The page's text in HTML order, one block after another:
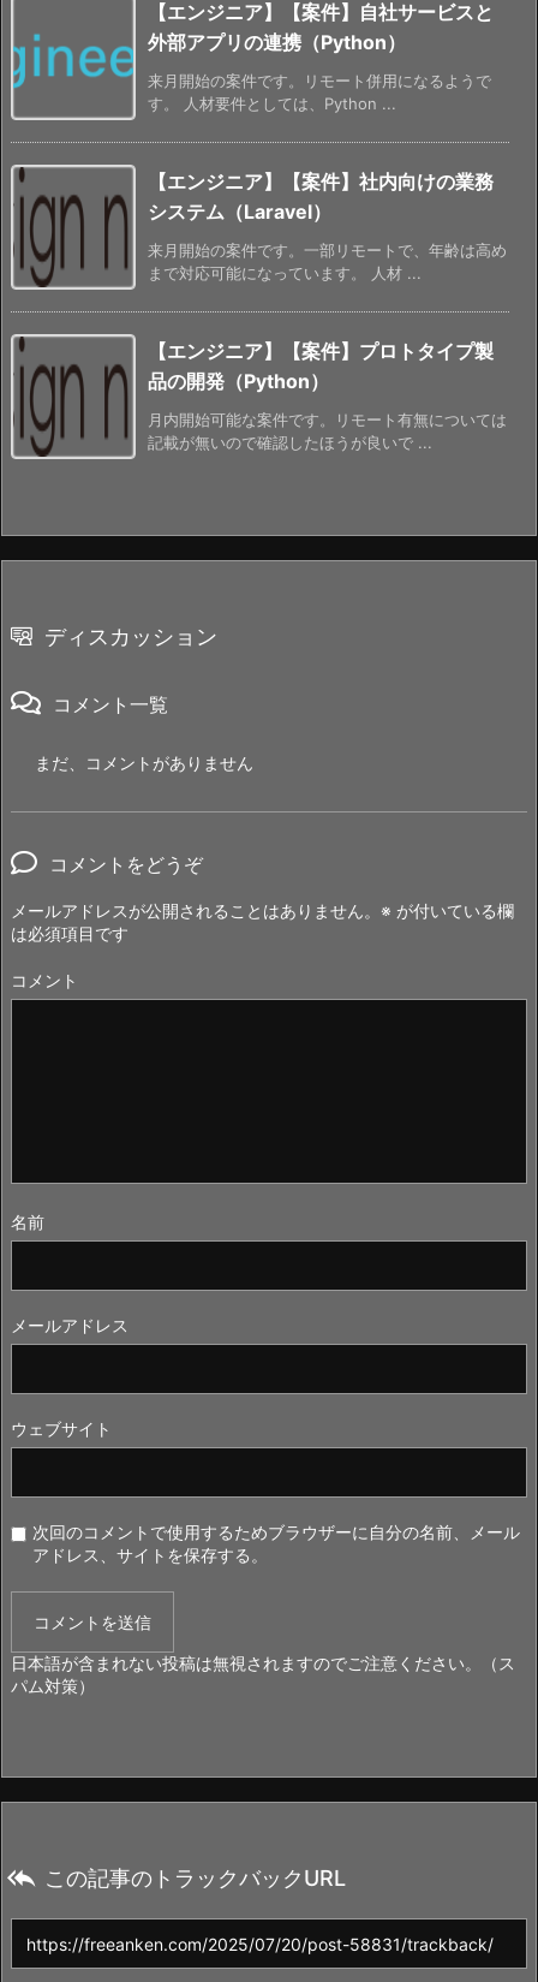
【エンジニア】【案件】自社サービスと
外部アプリの連携（Python）
来月開始の案件です。リモート併用になるようで
す。 人材要件としては、Python ...
【エンジニア】【案件】社内向けの業務
システム（Laravel）
来月開始の案件です。一部リモートで、年齢は高め
まで対応可能になっています。 人材 ...
【エンジニア】【案件】プロトタイプ製
品の開発（Python）
月内開始可能な案件です。リモート有無については
記載が無いので確認したほうが良いで ...
ディスカッション
コメント一覧
まだ、コメントがありません
コメントをどうぞ
メールアドレスが公開されることはありません。 ※ が付いている欄
は必須項目です
コメント
名前
メールアドレス
ウェブサイト
次回のコメントで使用するためブラウザーに自分の名前、メール
アドレス、サイトを保存する。
日本語が含まれない投稿は無視されますのでご注意ください。（ス
パム対策）
 この記事のトラックバックURL